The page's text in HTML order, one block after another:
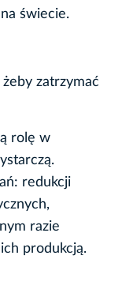
świecie.
zatrzymać
rolę w
redukcji
razie
produkcją.